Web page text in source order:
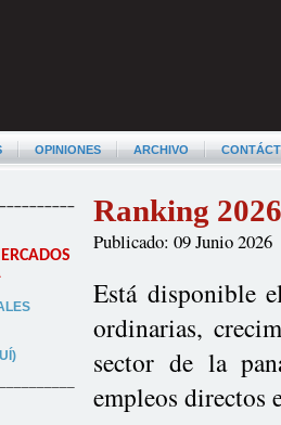
OPINIONES ARCHIVO
Ranking
Publicado: 09 Junio 2026
Está disponible
ordinarias,
sector de la
empleos directos